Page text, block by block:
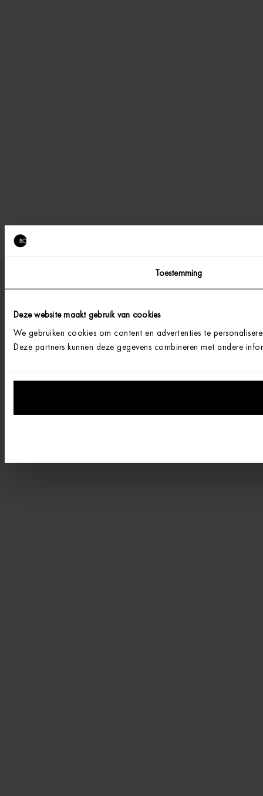
Toestemming
Deze website maakt gebruik van cookies
We gebruiken cookies om content en advertenties te
Deze partners kunnen deze gegevens combineren met andere